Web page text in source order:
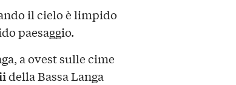
il cielo è limpido
paesaggio.
a ovest sulle cime
della Bassa Langa